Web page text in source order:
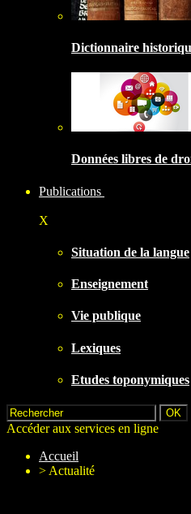
Dictionnaire
Données libres de
Publications
X
Situation de la langue
Enseignement
Vie publique
Lexiques
Etudes toponymiques
Accéder aux services en ligne
Accueil
> Actualité